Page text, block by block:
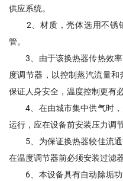
供应系统。
2、材质，壳体选用不锈钢
管。
3、由于该换热器传热效率
度调节器，以控制蒸汽流量
保证人身安全，温度控制更有必
4、在由城市集中供气时，
运行，应在设备前安装压力调节
5、为保证换热器较佳流通
在温度调节器前必须安装过滤器
6、本设备具有自动除垢功